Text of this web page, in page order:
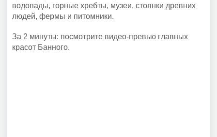
водопады, горные хребты, музеи, стоянки древних
людей, фермы и питомники.
За 2 минуты: посмотрите видео-превью главных
красот Банного.